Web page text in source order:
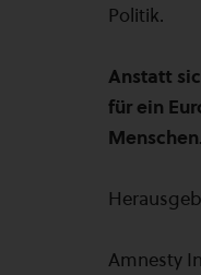
Politik.
Anstatt
für ein
Menschen.
Amnesty